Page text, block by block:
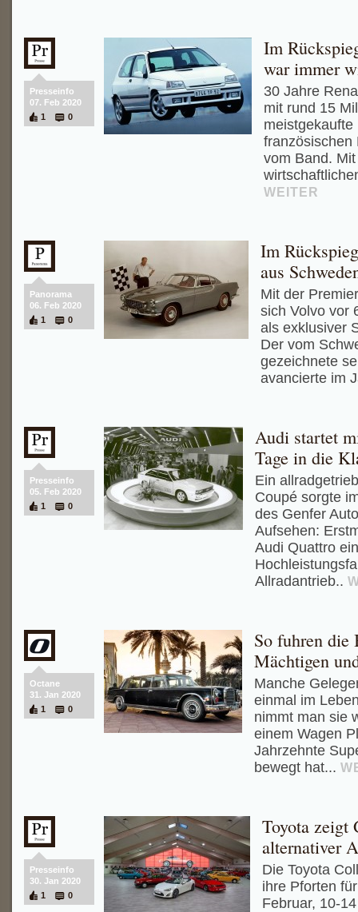
Presseinfo
07. Feb 2020
1
0
Im
war immer
30 Jahre
mit rund 15
meistgekaufte
französischen
vom Band.
WEITER
Panorama
06. Feb 2020
1
0
Im
aus
Mit der
sich Volvo vor
als exklusiver
Der vom
gezeichnete
avancierte im
Presseinfo
05. Feb 2020
1
0
Audi startet
Tage in die
Ein
Coupé sorgte
des Genfer
Aufsehen:
Audi Quattro ein
Allradantrieb..
Octane
31. Jan 2020
1
0
So fuhren die
Mächtigen
Manche
einmal im
nimmt man sie
einem Wagen
Jahrzehnte
bewegt hat...
Presseinfo
30. Jan 2020
1
0
Toyota zeigt
alternativer
Die Toyota
ihre Pforten
Februar, 10-